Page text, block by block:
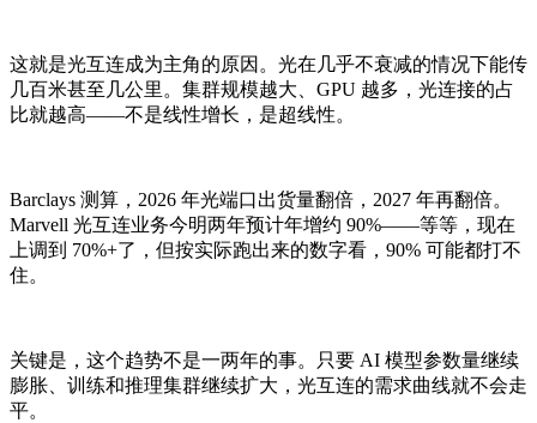
这就是光互连成为主角的原因。光在几乎不衰减的情况下能传
几百米甚至几公里。集群规模越大、GPU 越多，光连接的占
比就越高——不是线性增长，是超线性。
Barclays 测算，2026 年光端口出货量翻倍，2027 年再翻倍。
Marvell 光互连业务今明两年预计年增约 90%——等等，现在
上调到 70%+了，但按实际跑出来的数字看，90% 可能都打不
住。
关键是，这个趋势不是一两年的事。只要 AI 模型参数量继续
膨胀、训练和推理集群继续扩大，光互连的需求曲线就不会走
平。